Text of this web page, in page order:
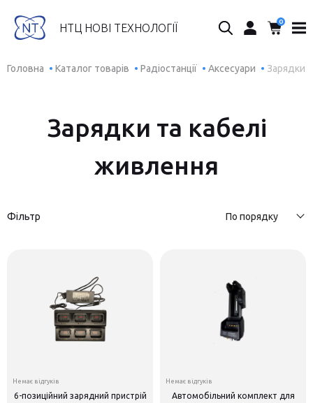
НТЦ НОВІ ТЕХНОЛОГІЇ
Пошук... 0
Головна Каталог товарів Радіостанції Аксесуари Зарядки
Зарядки та кабелі
живлення
Фільтр По порядку
6-позиційний зарядний пристрій
Немає відгуків
Автомобільний комплект для
Немає відгуків